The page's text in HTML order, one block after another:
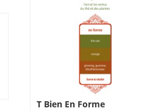
T Bien En Forme